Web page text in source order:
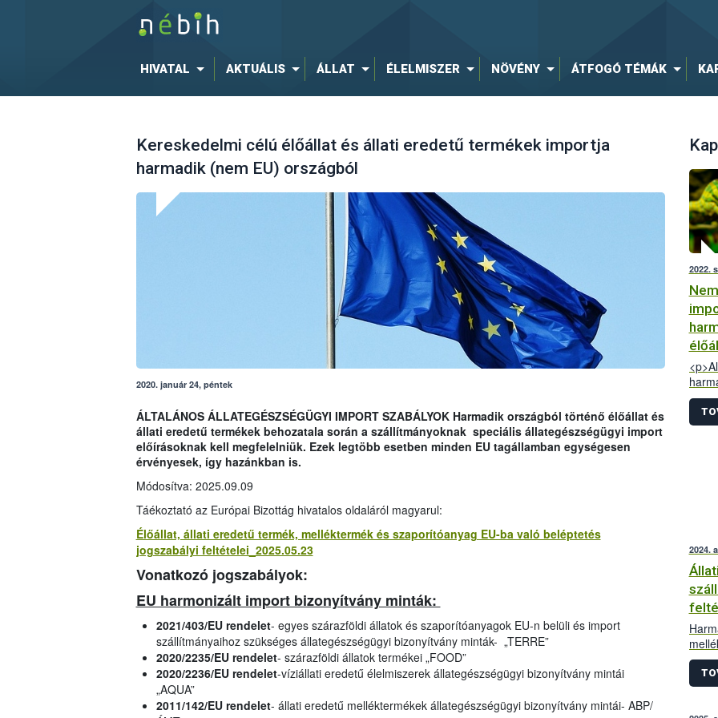
HIVATAL AKTUÁLIS ÁLLAT ÉLELMISZER NÖVÉNY ÁTFOGÓ TÉMÁK
Kereskedelmi célú élőállat és állati eredetű termékek importja
harmadik (nem EU) országból
2020. január 24, péntek
ÁLTALÁNOS ÁLLATEGÉSZSÉGÜGYI IMPORT SZABÁLYOK Harmadik országból történő élőállat és
állati eredetű termékek behozatala során a szállítmányoknak speciális állategészségügyi import
előírásoknak kell megfelelniük. Ezek legtöbb esetben minden EU tagállamban egységesen
érvényesek, így hazánkban is.
Módosítva: 2025.09.09
Táékoztató az Európai Bizottág hivatalos oldaláról magyarul:
Élőállat, állati eredetű termék, melléktermék és szaporítóanyag EU-ba való beléptetés
jogszabályi feltételei_2025.05.23
Vonatkozó jogszabályok:
EU harmonizált import bizonyítvány minták:
2021/403/EU rendelet- egyes szárazföldi állatok és szaporítóanyagok EU-n belüli és import
szállítmányaihoz szükséges állategészségügyi bizonyítvány minták- „TERRE”
2020/2235/EU rendelet- szárazföldi állatok termékei „FOOD”
2020/2236/EU rendelet-víziállati eredetű élelmiszerek állategészségügyi bizonyítvány mintái
„AQUA”
2011/142/EU rendelet- állati eredetű melléktermékek állategészségügyi bizonyítvány mintái- ABP/
2022.
élő
2024.